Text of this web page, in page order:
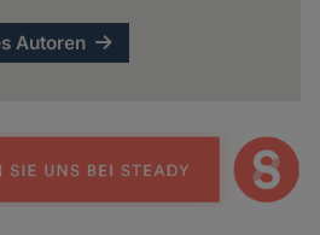
Autoren